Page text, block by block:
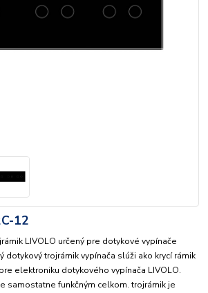
12
LIVOLO určený pre dotykové vypínače
dotykový trojrámik vypínača slúži ako krycí rámik
elektroniku dotykového vypínača LIVOLO.
samostatne funkčným celkom. trojrámik je